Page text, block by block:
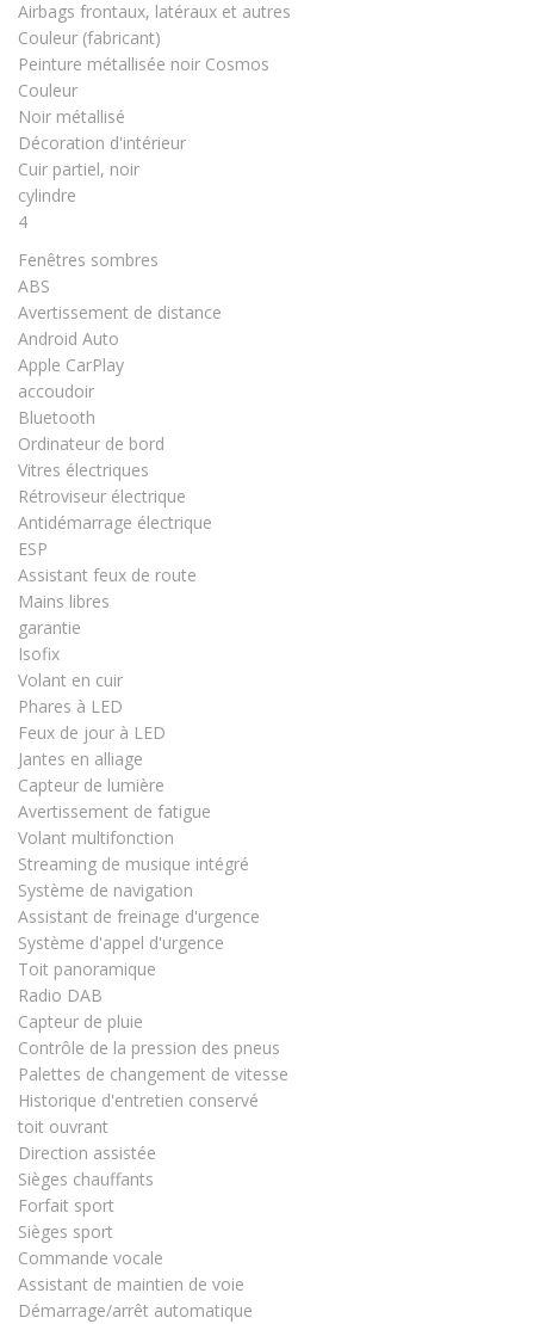
Airbags frontaux, latéraux et autres
Couleur (fabricant)
Peinture métallisée noir Cosmos
Couleur
Noir métallisé
Décoration d'intérieur
Cuir partiel, noir
cylindre
4
Fenêtres sombres
ABS
Avertissement de distance
Android Auto
Apple CarPlay
accoudoir
Bluetooth
Ordinateur de bord
Vitres électriques
Rétroviseur électrique
Antidémarrage électrique
ESP
Assistant feux de route
Mains libres
garantie
Isofix
Volant en cuir
Phares à LED
Feux de jour à LED
Jantes en alliage
Capteur de lumière
Avertissement de fatigue
Volant multifonction
Streaming de musique intégré
Système de navigation
Assistant de freinage d'urgence
Système d'appel d'urgence
Toit panoramique
Radio DAB
Capteur de pluie
Contrôle de la pression des pneus
Palettes de changement de vitesse
Historique d'entretien conservé
toit ouvrant
Direction assistée
Sièges chauffants
Forfait sport
Sièges sport
Commande vocale
Assistant de maintien de voie
Démarrage/arrêt automatique